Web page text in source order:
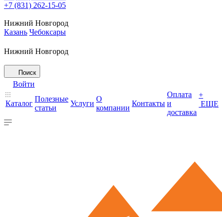
+7 (831) 262-15-05
Нижний Новгород
Казань Чебоксары
Нижний Новгород
Поиск
Войти
Каталог
Полезные
статьи
Услуги
О
компании
Контакты
Оплата
и
доставка
+
ЕЩЕ